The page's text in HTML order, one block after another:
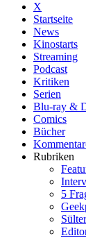
X
Startseite
News
Kinostarts
Streaming
Podcast
Kritiken
Serien
Blu-ray &
Comics
Bücher
Rubriken
5